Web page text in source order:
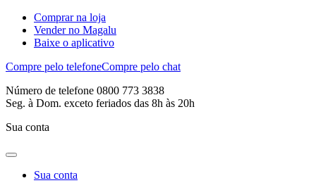
Comprar na loja
Vender no Magalu
Baixe o aplicativo
Compre pelo telefoneCompre pelo chat
Número de telefone 0800 773 3838
Seg. à Dom. exceto feriados das 8h às 20h
Sua conta
Sua conta